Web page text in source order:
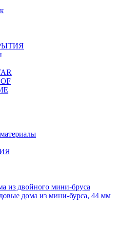
из двойного мини-бруса
дома из мини-бурса, 44 мм